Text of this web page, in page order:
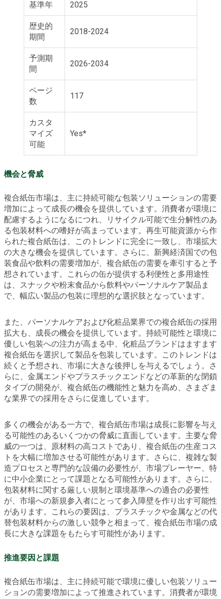
基準年 2025
歴史的
期間
2018-2024
予測期
間
2026-2034
ページ
数
117
カスタ
マイズ
可能
Yes*
機会と脅威
複合紙缶市場は、主に持続可能な包装ソリューションの需要
増加によって成長の機会を提供しています。消費者が環境に
配慮するようになるにつれ、リサイクル可能で生分解性のあ
る包装材料への嗜好が高まっています。再生可能資源から作
られた複合紙缶は、このトレンドに完全に一致し、市場拡大
の大きな機会を提供しています。さらに、新興経済国での包
装食品や飲料の需要増加が、複合紙缶の需要を牽引すると予
想されています。これらの缶が提供する利便性と多用途性
は、スナックや粉末食品から飲料やパーソナルケア製品ま
で、幅広い製品の包装に理想的な選択肢となっています。
また、パーソナルケアおよび化粧品業界での複合紙缶の採用
拡大も、成長の機会を提供しています。持続可能性と環境に
優しい包装への注力が高まる中、化粧品ブランドはますます
複合紙缶を選択して製品を包装しています。このトレンドは
続くと予想され、市場に大きな後押しを与えるでしょう。さ
らに、金属エンドやプラスチックエンドなどの革新的な閉鎖
タイプの開発が、複合紙缶の機能性と魅力を高め、さまざま
な業界での採用をさらに促進しています。
多くの機会がある一方で、複合紙缶市場は成長に影響を与え
る可能性のあるいくつかの脅威に直面しています。主要な脅
威の一つは、原材料の高コストであり、複合紙缶の生産コス
トを大幅に増加させる可能性があります。さらに、複雑な製
造プロセスと専門的な設備の必要性が、市場プレーヤー、特
に中小企業にとって課題となる可能性があります。さらに、
包装材料に関する厳しい規制と環境基準への適合の必要性
が、市場への新規参入者にとって参入障壁を作り出す可能性
があります。これらの要因は、プラスチックや金属などの代
替包装材料からの激しい競争と相まって、複合紙缶市場の成
長に大きな課題をもたらす可能性があります。
推進要因と課題
複合紙缶市場は、主に持続可能で環境に優しい包装ソリュー
ションの需要増加によって推進されています。消費者が環境